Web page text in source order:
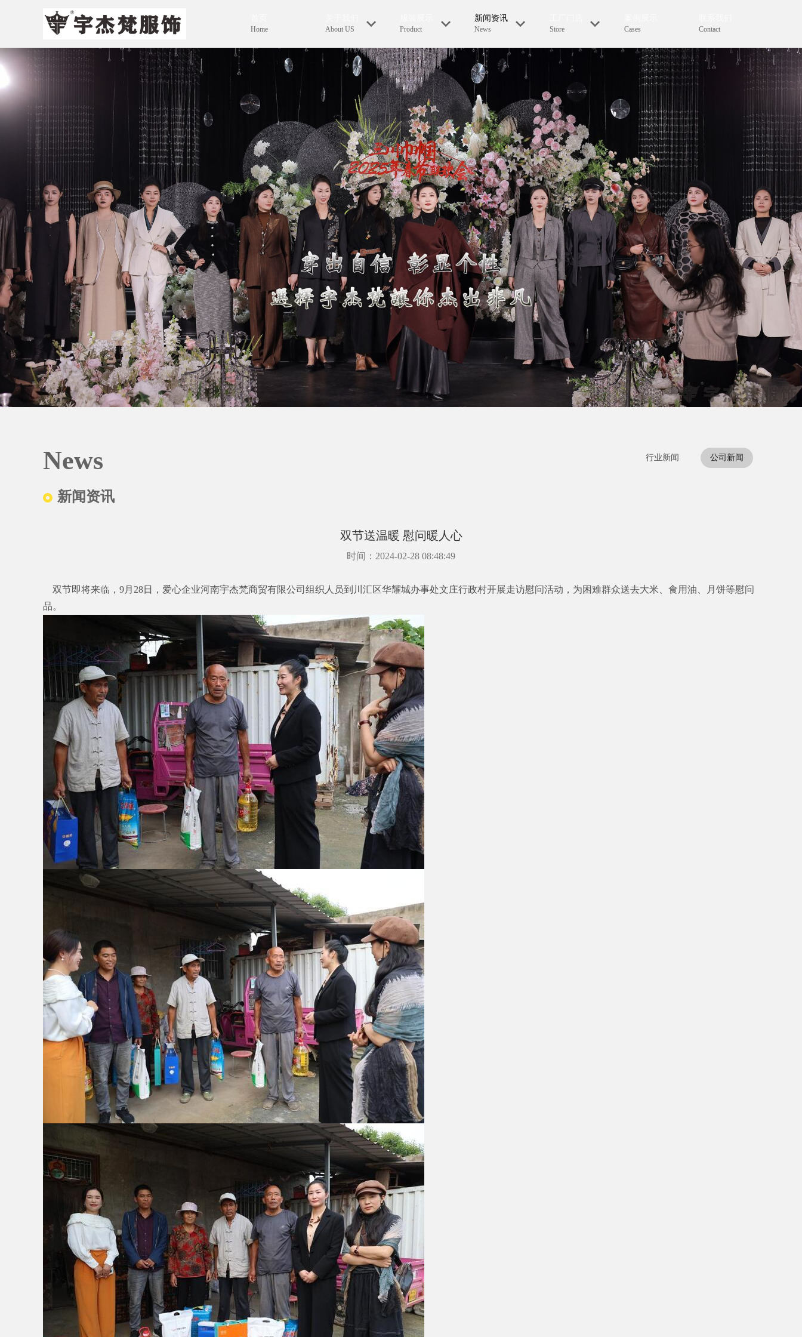
Home About US Product
新闻资讯
News Store Cases Contact
News
新闻资讯
公司新闻
行业新闻
双节送温暖 慰问暖人心
时间：2024-02-28 08:48:49
双节即将来临，9月28日，爱心企业河南宇杰梵商贸有限公司组织人员到川汇区华耀城办事处文庄行政村开展走访慰问活动，为困难群众送去大米、食用油、月饼等慰问
品。